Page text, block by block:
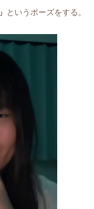
というポーズをする。